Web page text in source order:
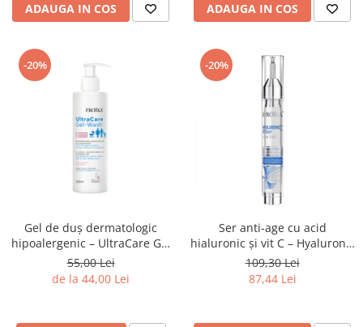
ADAUGA IN COS ADAUGA IN COS
-20%
Gel de duș dermatologic
hipoalergenic – UltraCare Gel
Wash Froika
55,00 Lei
de la 44,00 Lei
-20%
Ser anti-age cu acid
hialuronic și vit C – Hyaluronic
C Filler Froika
109,30 Lei
87,44 Lei